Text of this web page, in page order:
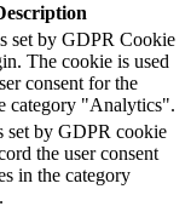
set by GDPR Cookie
The cookie is used
consent for the
category "Analytics".
set by GDPR cookie
the user consent
in the category